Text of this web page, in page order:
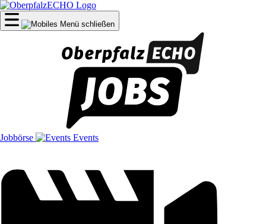
Jobbörse Events